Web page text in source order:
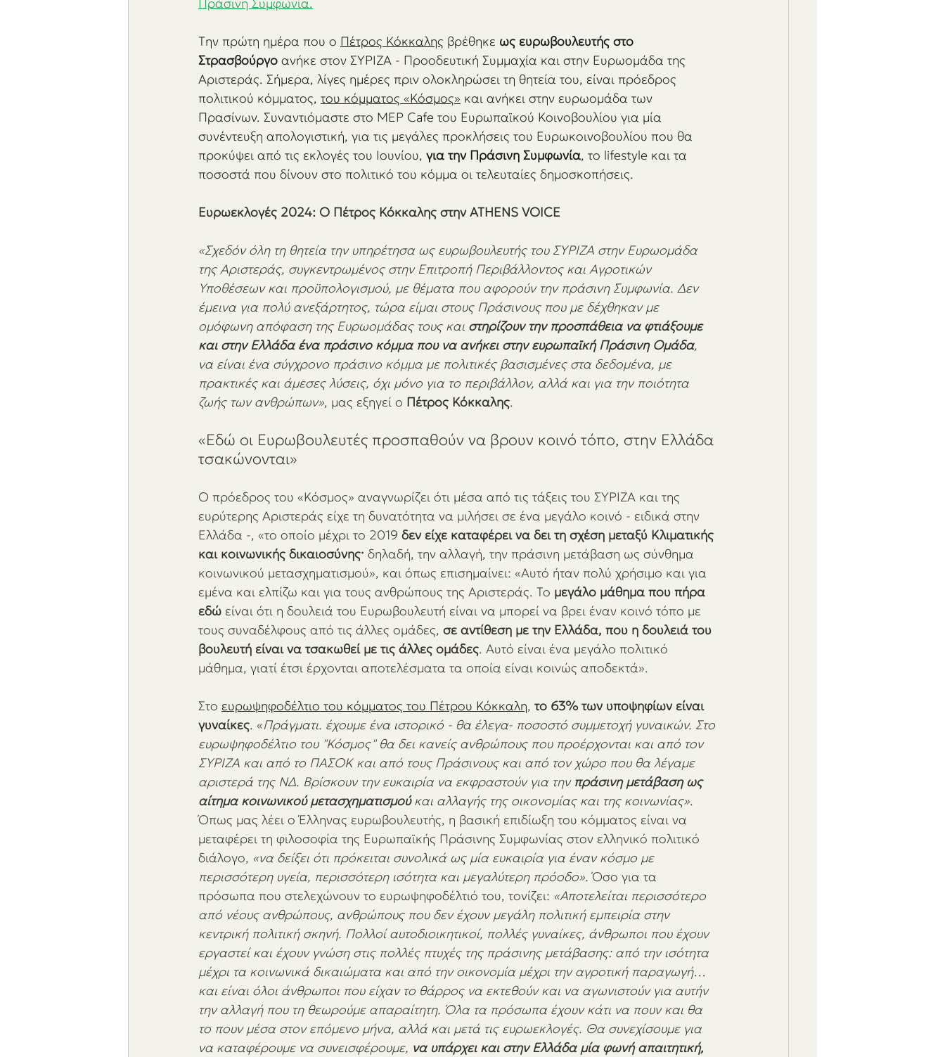
Πράσινη Συμφωνία.
Tην πρώτη ημέρα που ο Πέτρος Κόκκαλης βρέθηκε ως ευρωβουλευτής στο
Στρασβούργο ανήκε στον ΣΥΡΙΖΑ - Προοδευτική Συμμαχία και στην Ευρωομάδα της
Αριστεράς. Σήμερα, λίγες ημέρες πριν ολοκληρώσει τη θητεία του, είναι πρόεδρος
πολιτικού κόμματος, του κόμματος «Κόσμος» και ανήκει στην ευρωομάδα των
Πρασίνων. Συναντιόμαστε στο MEP Cafe του Ευρωπαϊκού Κοινοβουλίου για μία
συνέντευξη απολογιστική, για τις μεγάλες προκλήσεις του Ευρωκοινοβουλίου που θα
προκύψει από τις εκλογές του Ιουνίου, για την Πράσινη Συμφωνία, το lifestyle και τα
ποσοστά που δίνουν στο πολιτικό του κόμμα οι τελευταίες δημοσκοπήσεις.
Ευρωεκλογές 2024: Ο Πέτρος Κόκκαλης στην ATHENS VOICE
«Σχεδόν όλη τη θητεία την υπηρέτησα ως ευρωβουλευτής του ΣΥΡΙΖΑ στην Ευρωομάδα
της Αριστεράς, συγκεντρωμένος στην Επιτροπή Περιβάλλοντος και Αγροτικών
Υποθέσεων και προϋπολογισμού, με θέματα που αφορούν την πράσινη Συμφωνία. Δεν
έμεινα για πολύ ανεξάρτητος, τώρα είμαι στους Πράσινους που με δέχθηκαν με
ομόφωνη απόφαση της Ευρωομάδας τους και στηρίζουν την προσπάθεια να φτιάξουμε
και στην Ελλάδα ένα πράσινο κόμμα που να ανήκει στην ευρωπαϊκή Πράσινη Ομάδα,
να είναι ένα σύγχρονο πράσινο κόμμα με πολιτικές βασισμένες στα δεδομένα, με
πρακτικές και άμεσες λύσεις, όχι μόνο για το περιβάλλον, αλλά και για την ποιότητα
ζωής των ανθρώπων», μας εξηγεί ο Πέτρος Κόκκαλης.
«Εδώ οι Ευρωβουλευτές προσπαθούν να βρουν κοινό τόπο, στην Ελλάδα
τσακώνονται»
Ο πρόεδρος του «Κόσμος» αναγνωρίζει ότι μέσα από τις τάξεις του ΣΥΡΙΖΑ και της
ευρύτερης Αριστεράς είχε τη δυνατότητα να μιλήσει σε ένα μεγάλο κοινό - ειδικά στην
Ελλάδα -, «το οποίο μέχρι το 2019 δεν είχε καταφέρει να δει τη σχέση μεταξύ Κλιματικής
και κοινωνικής δικαιοσύνης· δηλαδή, την αλλαγή, την πράσινη μετάβαση ως σύνθημα
κοινωνικού μετασχηματισμού», και όπως επισημαίνει: «Αυτό ήταν πολύ χρήσιμο και για
εμένα και ελπίζω και για τους ανθρώπους της Αριστεράς. Το μεγάλο μάθημα που πήρα
εδώ είναι ότι η δουλειά του Ευρωβουλευτή είναι να μπορεί να βρει έναν κοινό τόπο με
τους συναδέλφους από τις άλλες ομάδες, σε αντίθεση με την Ελλάδα, που η δουλειά του
βουλευτή είναι να τσακωθεί με τις άλλες ομάδες. Αυτό είναι ένα μεγάλο πολιτικό
μάθημα, γιατί έτσι έρχονται αποτελέσματα τα οποία είναι κοινώς αποδεκτά».
Στο ευρωψηφοδέλτιο του κόμματος του Πέτρου Κόκκαλη, το 63% των υποψηφίων είναι
γυναίκες. «Πράγματι. έχουμε ένα ιστορικό - θα έλεγα- ποσοστό συμμετοχή γυναικών. Στο
ευρωψηφοδέλτιο του "Κόσμος" θα δει κανείς ανθρώπους που προέρχονται και από τον
ΣΥΡΙΖΑ και από το ΠΑΣΟΚ και από τους Πράσινους και από τον χώρο που θα λέγαμε
αριστερά της ΝΔ. Βρίσκουν την ευκαιρία να εκφραστούν για την πράσινη μετάβαση ως
αίτημα κοινωνικού μετασχηματισμού και αλλαγής της οικονομίας και της κοινωνίας».
Όπως μας λέει ο Έλληνας ευρωβουλευτής, η βασική επιδίωξη του κόμματος είναι να
μεταφέρει τη φιλοσοφία της Ευρωπαϊκής Πράσινης Συμφωνίας στον ελληνικό πολιτικό
διάλογο, «να δείξει ότι πρόκειται συνολικά ως μία ευκαιρία για έναν κόσμο με
περισσότερη υγεία, περισσότερη ισότητα και μεγαλύτερη πρόοδο». Όσο για τα
πρόσωπα που στελεχώνουν το ευρωψηφοδέλτιό του, τονίζει: «Αποτελείται περισσότερο
από νέους ανθρώπους, ανθρώπους που δεν έχουν μεγάλη πολιτική εμπειρία στην
κεντρική πολιτική σκηνή. Πολλοί αυτοδιοικητικοί, πολλές γυναίκες, άνθρωποι που έχουν
εργαστεί και έχουν γνώση στις πολλές πτυχές της πράσινης μετάβασης: από την ισότητα
μέχρι τα κοινωνικά δικαιώματα και από την οικονομία μέχρι την αγροτική παραγωγή…
και είναι όλοι άνθρωποι που είχαν το θάρρος να εκτεθούν και να αγωνιστούν για αυτήν
την αλλαγή που τη θεωρούμε απαραίτητη. Όλα τα πρόσωπα έχουν κάτι να πουν και θα
το πουν μέσα στον επόμενο μήνα, αλλά και μετά τις ευρωεκλογές. Θα συνεχίσουμε για
να καταφέρουμε να συνεισφέρουμε, να υπάρχει και στην Ελλάδα μία φωνή απαιτητική,